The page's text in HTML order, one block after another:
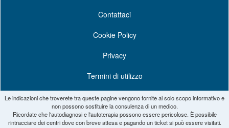
Contattaci
Cookie Policy
Privacy
Termini di utilizzo
Le indicazioni che troverete tra queste pagine vengono fornite al solo scopo informativo e
non possono sostituire la consulenza di un medico.
Ricordate che l'autodiagnosi e l'autoterapia possono essere pericolose. È possibile
rintracciare dei centri dove con breve attesa e pagando un ticket si può essere visitati.